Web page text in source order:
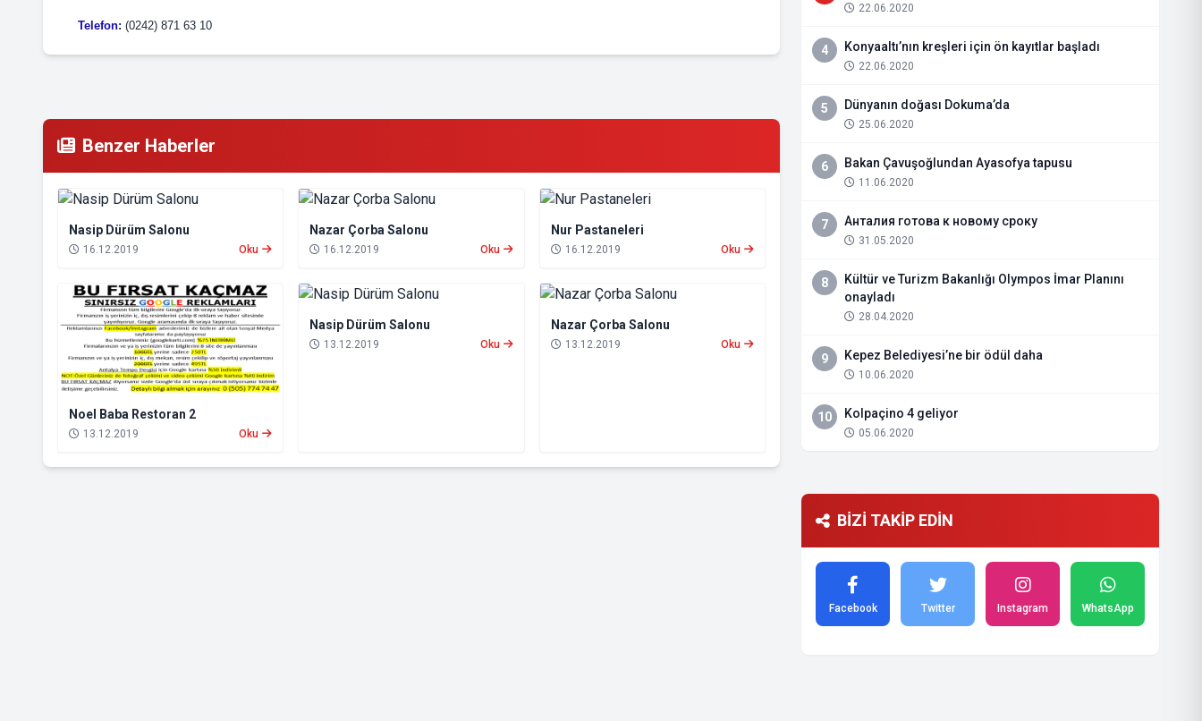
Telefon: (0242) 871 63 10
Benzer Haberler
Nasip Dürüm Salonu
16.12.2019 Oku
Nazar Çorba Salonu
16.12.2019 Oku
Nur Pastaneleri
16.12.2019 Oku
Noel Baba Restoran 2
13.12.2019 Oku
Nasip Dürüm Salonu
13.12.2019 Oku
Nazar Çorba Salonu
13.12.2019 Oku
22.06.2020
4 Konyaaltı’nın kreşleri için ön kayıtlar başladı
22.06.2020
5 Dünyanın doğası Dokuma’da
25.06.2020
6 Bakan Çavuşoğlundan Ayasofya tapusu
11.06.2020
7 Анталия готова к новому сроку
31.05.2020
8
Kültür ve Turizm Bakanlığı Olympos İmar Planını
onayladı
28.04.2020
9 Kepez Belediyesi’ne bir ödül daha
10.06.2020
10 Kolpaçino 4 geliyor
05.06.2020
BİZİ TAKİP EDİN
Facebook Twitter Instagram WhatsApp